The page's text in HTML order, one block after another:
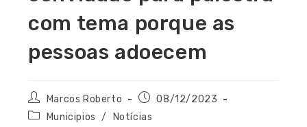
com tema porque as
pessoas adoecem
Marcos Roberto
08/12/2023
Municipios
/ Notícias